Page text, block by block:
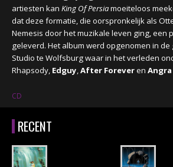
artiesten kan King Of Persiamoeiteloos
dat deze formatie, die oorspronkelijk als
Nemesis door het muzikale leven ging, een
geleverd. Het album werd opgenomen in
Studio te Wolfsburg waar in het verleden
Rhapsody, Edguy,After Foreveren Angra
CD
RECENT